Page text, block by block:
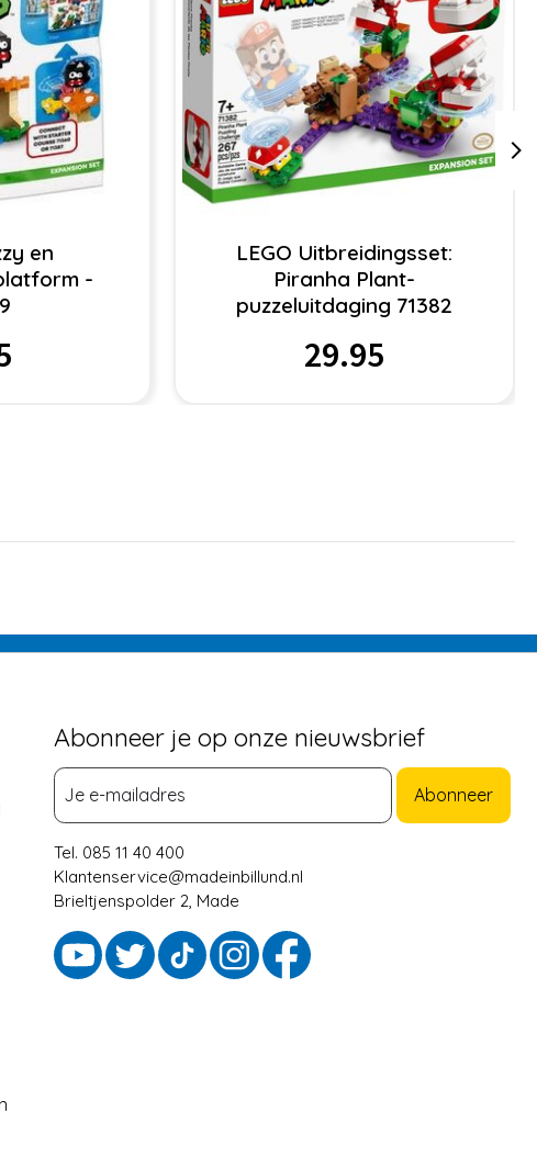
en
-
LEGO Uitbreidingsset:
Piranha Plant-
puzzeluitdaging 71382
29.95
Abonneer je op onze nieuwsbrief
Abonneer
Tel. 085 11 40 400
Klantenservice@madeinbillund.nl
Brieltjenspolder 2, Made